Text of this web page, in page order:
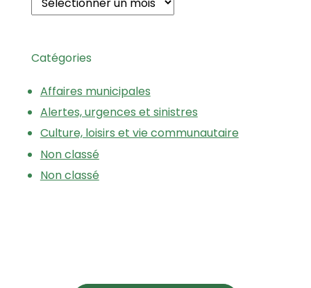
Catégories
Affaires municipales
Alertes, urgences et sinistres
Culture, loisirs et vie communautaire
Non classé
Non classé